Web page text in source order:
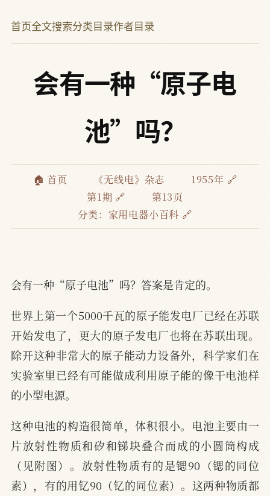
首页全文搜索分类目录作者目录
会有一种“原子电
池”吗？
🏠 首页 《无线电》杂志
1955年 🔗
第1期 🔗
第13页
分类： 家用电器小百科 🔗
会有一种“原子电池”吗？答案是肯定的。
世界上第一个5000千瓦的原子能发电厂已经在苏联
开始发电了，更大的原子发电厂也将在苏联出现。
除开这种非常大的原子能动力设备外，科学家们在
实验室里已经有可能做成利用原子能的像干电池样
的小型电源。
这种电池的构造很简单，体积很小。电池主要由一
片放射性物质和矽和锑块叠合而成的小圆筒构成
（见附图）。放射性物质有的是锶90（锶的同位
素），有的用钇90（钇的同位素）。这两种物质都